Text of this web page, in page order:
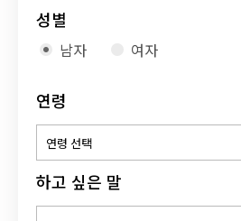
성별
남자 여자
연령
하고 싶은 말